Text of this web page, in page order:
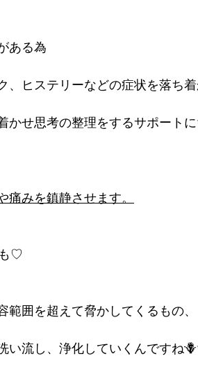
ある為
、ヒステリーなどの症状を落ち
かせ思考の整理をするサポートに
痛みを鎮静させます。
♡
囲を超えて脅かしてくるもの、
い流し、浄化していくんですね